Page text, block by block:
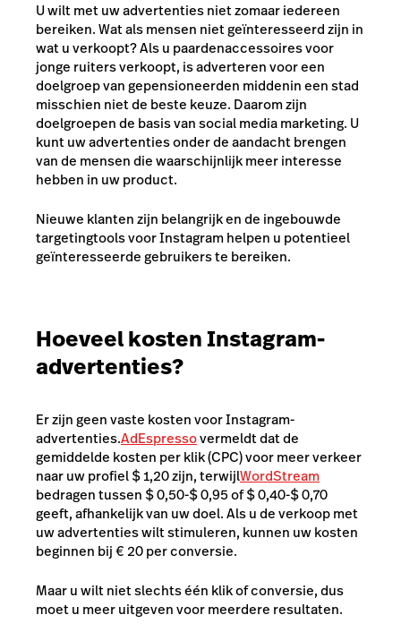
U wilt met uw advertenties niet zomaar iedereen
bereiken. Wat als mensen niet geïnteresseerd zijn in
wat u verkoopt? Als u paardenaccessoires voor
jonge ruiters verkoopt, is adverteren voor een
doelgroep van gepensioneerden middenin een stad
misschien niet de beste keuze. Daarom zijn
doelgroepen de basis van social media marketing. U
kunt uw advertenties onder de aandacht brengen
van de mensen die waarschijnlijk meer interesse
hebben in uw product.
Nieuwe klanten zijn belangrijk en de ingebouwde
targetingtools voor Instagram helpen u potentieel
geïnteresseerde gebruikers te bereiken.
Hoeveel kosten Instagram-
advertenties?
Er zijn geen vaste kosten voor Instagram-
advertenties.AdEspressovermeldt dat de
gemiddelde kosten per klik (CPC) voor meer verkeer
naar uw profiel $ 1,20 zijn, terwijlWordStream
bedragen tussen $ 0,50-$ 0,95 of $ 0,40-$ 0,70
geeft, afhankelijk van uw doel. Als u de verkoop met
uw advertenties wilt stimuleren, kunnen uw kosten
beginnen bij € 20 per conversie.
Maar u wilt niet slechts één klik of conversie, dus
moet u meer uitgeven voor meerdere resultaten.